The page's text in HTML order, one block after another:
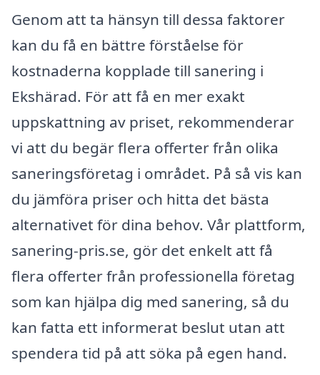
Genom att ta hänsyn till dessa faktorer
kan du få en bättre förståelse för
kostnaderna kopplade till sanering i
Ekshärad. För att få en mer exakt
uppskattning av priset, rekommenderar
vi att du begär flera offerter från olika
saneringsföretag i området. På så vis kan
du jämföra priser och hitta det bästa
alternativet för dina behov. Vår plattform,
sanering-pris.se, gör det enkelt att få
flera offerter från professionella företag
som kan hjälpa dig med sanering, så du
kan fatta ett informerat beslut utan att
spendera tid på att söka på egen hand.